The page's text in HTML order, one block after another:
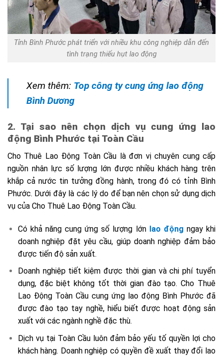
Tỉnh Bình Phước phát triển với nhiều khu công nghiệp dẫn đến
tình trạng thiếu hụt lao động
Xem thêm: Top công ty cung ứng lao động
Bình Dương
2. Tại sao nên chọn dịch vụ cung ứng lao
động Bình Phước tại Toàn Cầu
Cho Thuê Lao Động Toàn Cầu là đơn vị chuyên cung cấp
nguồn nhân lực số lượng lớn được nhiều khách hàng trên
khắp cả nước tin tưởng đồng hành, trong đó có tỉnh Bình
Phước. Dưới đây là các lý do để bạn nên chọn sử dụng dịch
vụ của Cho Thuê Lao Động Toàn Cầu.
Có khả năng cung ứng số lượng lớn lao động ngay khi
doanh nghiệp đặt yêu cầu, giúp doanh nghiệp đảm bảo
được tiến độ sản xuất.
Doanh nghiệp tiết kiệm được thời gian và chi phí tuyển
dụng, đặc biệt không tốt thời gian đào tạo. Cho Thuê
Lao Động Toàn Cầu cung ứng lao động Bình Phước đã
được đào tạo tay nghề, hiểu biết được hoạt động sản
xuất với các ngành nghề đặc thù.
Dịch vụ tại Toàn Cầu luôn đảm bảo yếu tố quyền lợi cho
khách hàng. Doanh nghiệp có quyền đề xuất thay đổi lao